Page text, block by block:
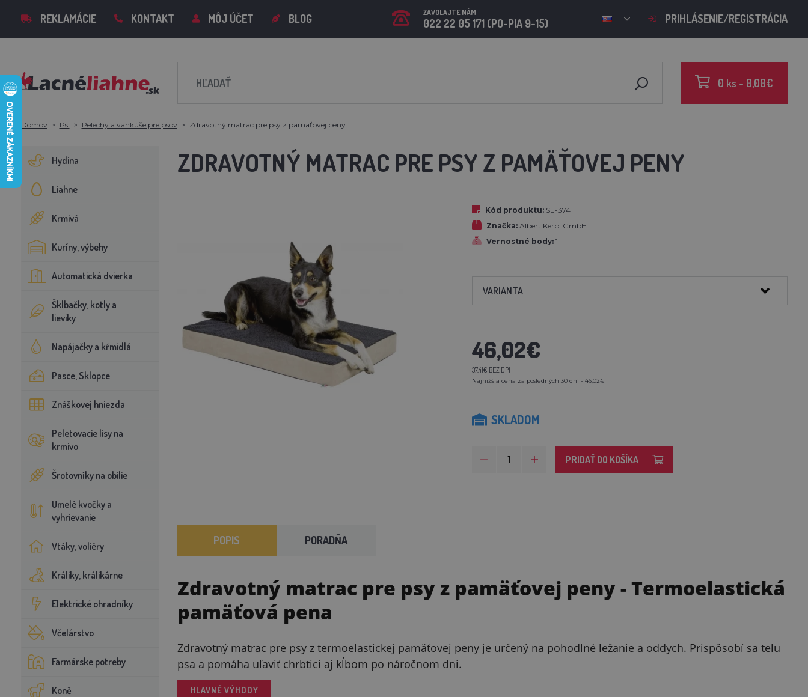
REKLAMÁCIE KONTAKT MÔJ ÚČET BLOG ZAVOLAJTE NÁM
022 22 05 171 (PO-PIA 9-15) PRIHLÁSENIE/REGISTRÁCIA
0 ks - 0,00€
Domov Psi Pelechy a vankúše pre psov Zdravotný matrac pre psy z pamäťovej peny
Hydina
Liahne
Krmivá
Kuríny, výbehy
Automatická dvierka
Šklbačky, kotly a
lieviky
Napájačky a kŕmidlá
Pasce, Sklopce
Znáškovej hniezda
Peletovacie lisy na
krmivo
Šrotovníky na obilie
Umelé kvočky a
vyhrievanie
Vtáky, voliéry
Králiky, králikárne
Elektrické ohradníky
Včelárstvo
Farmárske potreby
Koně
ZDRAVOTNÝ MATRAC PRE PSY Z PAMÄŤOVEJ PENY
Kód produktu: SE-3741
Značka: Albert Kerbl GmbH
Vernostné body: 1
VARIANTA
46,02€
37,41€ BEZ DPH
Najnižšia cena za posledných 30 dní - 46,02€
SKLADOM
PRIDAŤ DO KOŠÍKA
POPIS PORADŇA
Zdravotný matrac pre psy z pamäťovej peny- Termoelastická
pamäťová pena
Zdravotný matrac pre psy z termoelastickej pamäťovej peny je určený na pohodlné ležanie a oddych. Prispôsobí sa telu
psa a pomáha uľaviť chrbtici aj kĺbom po náročnom dni.
HLAVNÉ VÝHODY